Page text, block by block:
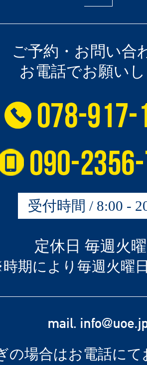
ご予約・お問い合
お電話でお願い
受付時間 / 8:00 -
定休日 毎週火
期により毎週火曜
の場合はお電話にて